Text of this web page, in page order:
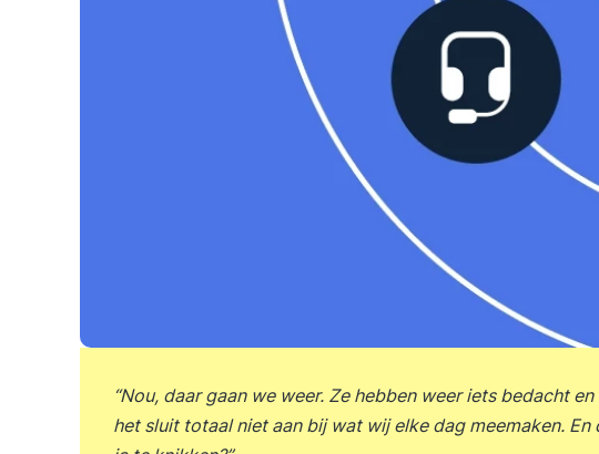
“Nou, daar gaan we weer. Ze hebben weer iets bedacht
het sluit totaal niet aan bij wat wij elke dag meemaken.